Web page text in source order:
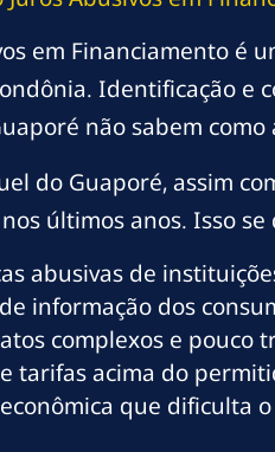
em Financiamento é
Identificação e
não sabem
do Guaporé, assim
últimos anos. Isso
abusivas de
informação dos
complexos e pouco
e tarifas acima do
que dificulta